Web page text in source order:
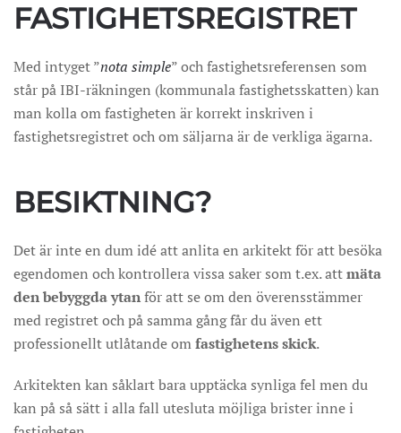
FASTIGHETSREGISTRET
Med intyget ”nota simple” och fastighetsreferensen som
står på IBI-räkningen (kommunala fastighetsskatten) kan
man kolla om fastigheten är korrekt inskriven i
fastighetsregistret och om säljarna är de verkliga ägarna.
BESIKTNING?
Det är inte en dum idé att anlita en arkitekt för att besöka
egendomen och kontrollera vissa saker som t.ex. attmäta
den bebyggda ytanför att se om den överensstämmer
med registret och på samma gång får du även ett
professionellt utlåtande omfastighetens skick.
Arkitekten kan såklart bara upptäcka synliga fel men du
kan på så sätt i alla fall utesluta möjliga brister inne i